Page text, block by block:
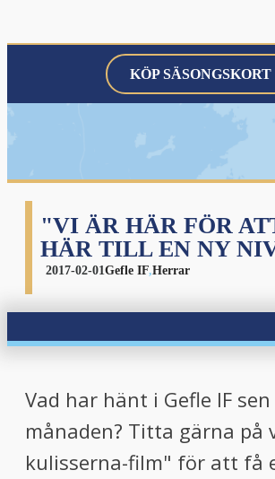
KÖP SÄSONGSKORT
"VI ÄR HÄR FÖR
HÄR TILL EN NY
2017-02-01Gefle IF,Herrar
Vad har hänt i Gefle IF
månaden? Titta gärna på
kulisserna-film" för att få